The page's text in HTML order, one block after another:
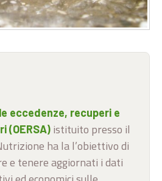
eccedenze, recuperi e
(OERSA) istituito presso il
ha la l’obiettivo di
e tenere aggiornati i dati